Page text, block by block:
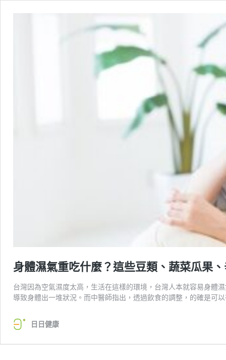
身體濕氣重吃什麼？這些豆類、蔬菜瓜果
台灣因為空氣濕度太高，生活在這樣的環境，台灣人本就容易身體
導致身體出一堆狀況。而中醫師指出，透過飲食的調整，的確是可
日日健康